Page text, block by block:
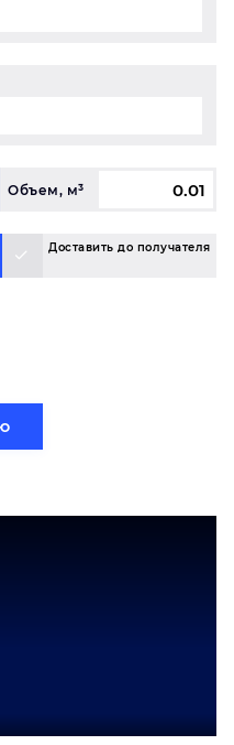
Объем, м³
Доставить до получателя